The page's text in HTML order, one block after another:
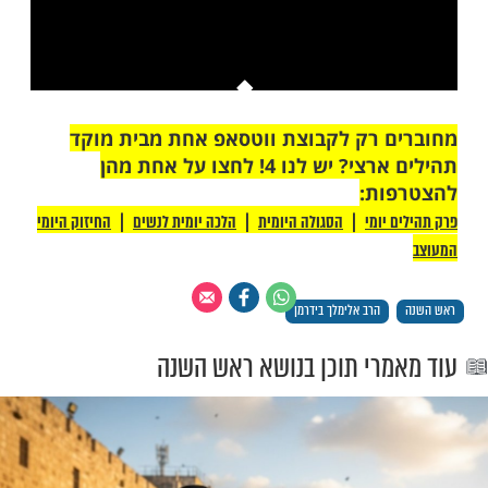
This is a modal window.
לטעון את המדיה, או מכיוון שהרשת או
כשלו או מכיוון שהפורמט אינו נתמך.
רק לקבוצת ווטסאפ אחת מבית מוקד
תהילים ארצי? יש לנו 4! לחצו על אחת מהן